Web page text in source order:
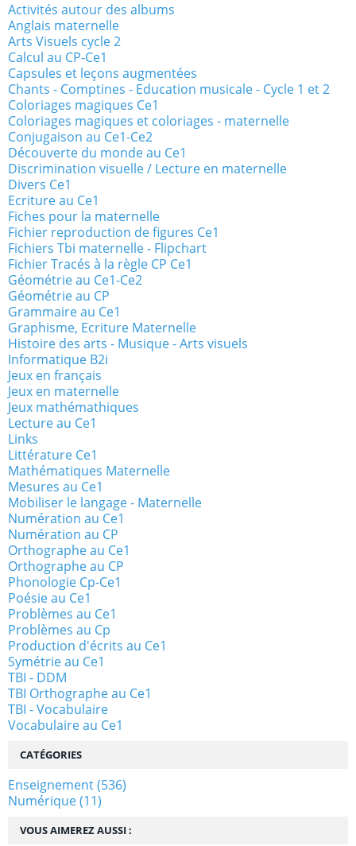
VOUS AIMEREZ AUSSI :
Activités autour des albums
Anglais maternelle
Arts Visuels cycle 2
Calcul au CP-Ce1
Capsules et leçons augmentées
Chants - Comptines - Education musicale - Cycle 1 et 2
Coloriages magiques Ce1
Coloriages magiques et coloriages - maternelle
Conjugaison au Ce1-Ce2
Découverte du monde au Ce1
Discrimination visuelle / Lecture en maternelle
Divers Ce1
Ecriture au Ce1
Fiches pour la maternelle
Fichier reproduction de figures Ce1
Fichiers Tbi maternelle - Flipchart
Fichier Tracés à la règle CP Ce1
Géométrie au Ce1-Ce2
Géométrie au CP
Grammaire au Ce1
Graphisme, Ecriture Maternelle
Histoire des arts - Musique - Arts visuels
Informatique B2i
Jeux en français
Jeux en maternelle
Jeux mathémathiques
Lecture au Ce1
Links
Littérature Ce1
Mathématiques Maternelle
Mesures au Ce1
Mobiliser le langage - Maternelle
Numération au Ce1
Numération au CP
Orthographe au Ce1
Orthographe au CP
Phonologie Cp-Ce1
Poésie au Ce1
Problèmes au Ce1
Problèmes au Cp
Production d'écrits au Ce1
Symétrie au Ce1
TBI - DDM
TBI Orthographe au Ce1
TBI - Vocabulaire
Vocabulaire au Ce1
CATÉGORIES
Enseignement(536)
Numérique(11)